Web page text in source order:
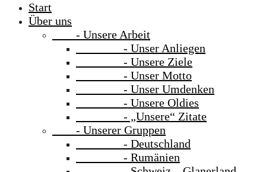
Start
Über uns
- Unsere Arbeit
- Unser Anliegen
- Unsere Ziele
- Unser Motto
- Unser Umdenken
- Unsere Oldies
- „Unsere“ Zitate
- Unserer Gruppen
- Deutschland
- Rumänien